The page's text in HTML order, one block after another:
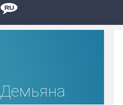
Демьяна